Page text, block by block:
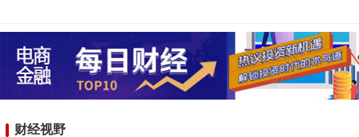
财经视野